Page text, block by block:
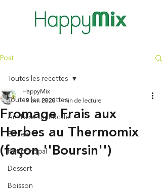
Post
Toutes les recettes
Antillaise ou Locale
Entrée
Plat principal
Dessert
Boisson
Toutes les recettes
Fromage Frais aux
Herbes au Thermomix
(façon ''Boursin'')
HappyMix
19 avr. 2020 1 min de lecture